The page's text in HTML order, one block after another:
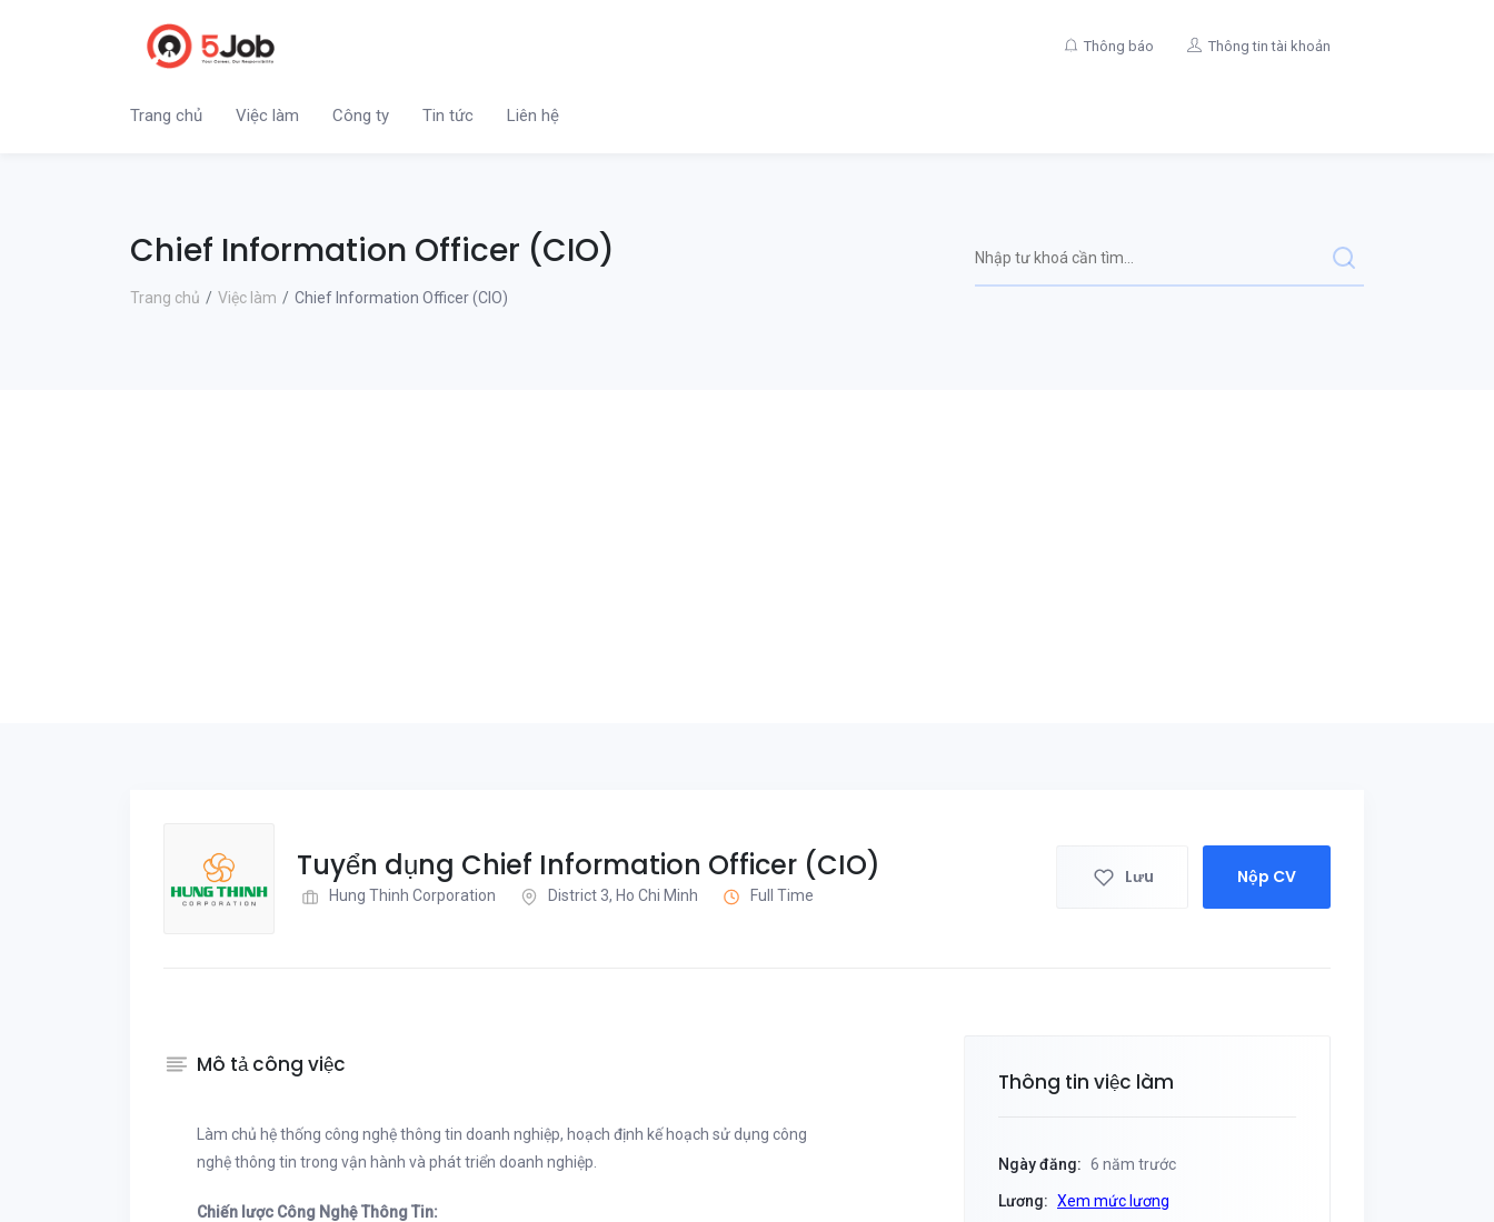
Thông báo Thông tin tài khoản
Trang chủ Việc làm Công ty Tin tức Liên hệ
Chief Information Officer (CIO)
Trang chủ Việc làm Chief Information Officer (CIO)
Tuyển dụng Chief Information Officer (CIO)
Hung Thinh Corporation District 3, Ho Chi Minh Full Time
Lưu Nộp CV
Mô tả công việc
Làm chủ hệ thống công nghệ thông tin doanh nghiệp, hoạch định kế hoạch sử dụng công
nghệ thông tin trong vận hành và phát triển doanh nghiệp.
Chiến lược Công Nghệ Thông Tin:
Thông tin việc làm
Ngày đăng: 6 năm trước
Lương: Xem mức lương